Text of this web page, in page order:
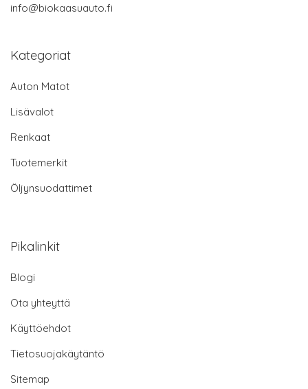
info@biokaasuauto.fi
Kategoriat
Auton Matot
Lisävalot
Renkaat
Tuotemerkit
Öljynsuodattimet
Pikalinkit
Blogi
Ota yhteyttä
Käyttöehdot
Tietosuojakäytäntö
Sitemap